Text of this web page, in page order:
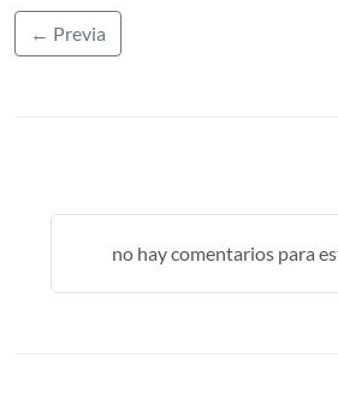
← Previa
no hay comentarios para